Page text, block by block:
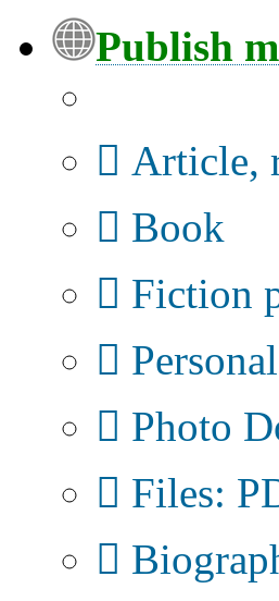
Publish
Article,
Book
Fiction
Photo
Files: